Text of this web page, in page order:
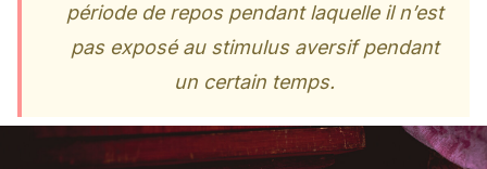
période de repos pendant laquelle il n’est
pas exposé au stimulus aversif pendant
un certain temps.